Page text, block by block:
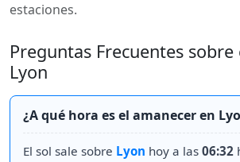
estaciones.
Preguntas Frecuentes sobre
Lyon
¿A qué hora es el amanecer en
El sol sale sobre Lyon hoy a las 06:32